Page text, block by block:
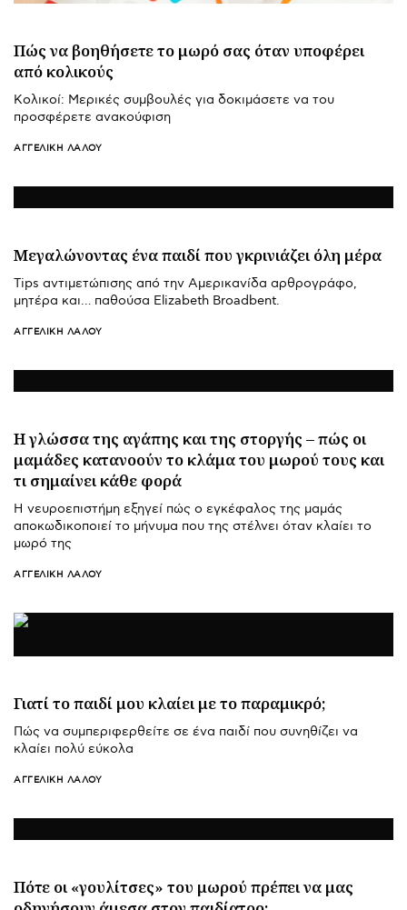
Πώς να βοηθήσετε το μωρό σας όταν υποφέρει
από κολικούς
Κολικοί: Μερικές συμβουλές για δοκιμάσετε να του
προσφέρετε ανακούφιση
ΑΓΓΕΛΙΚΉ ΛΆΛΟΥ
Μεγαλώνοντας ένα παιδί που γκρινιάζει όλη μέρα
Tips αντιμετώπισης από την Αμερικανίδα αρθρογράφο,
μητέρα και… παθούσα Elizabeth Broadbent.
ΑΓΓΕΛΙΚΉ ΛΆΛΟΥ
Η γλώσσα της αγάπης και της στοργής – πώς οι
μαμάδες κατανοούν το κλάμα του μωρού τους και
τι σημαίνει κάθε φορά
Η νευροεπιστήμη εξηγεί πώς ο εγκέφαλος της μαμάς
αποκωδικοποιεί το μήνυμα που της στέλνει όταν κλαίει το
μωρό της
ΑΓΓΕΛΙΚΉ ΛΆΛΟΥ
Γιατί το παιδί μου κλαίει με το παραμικρό;
Πώς να συμπεριφερθείτε σε ένα παιδί που συνηθίζει να
κλαίει πολύ εύκολα
ΑΓΓΕΛΙΚΉ ΛΆΛΟΥ
Πότε οι «γουλίτσες» του μωρού πρέπει να μας